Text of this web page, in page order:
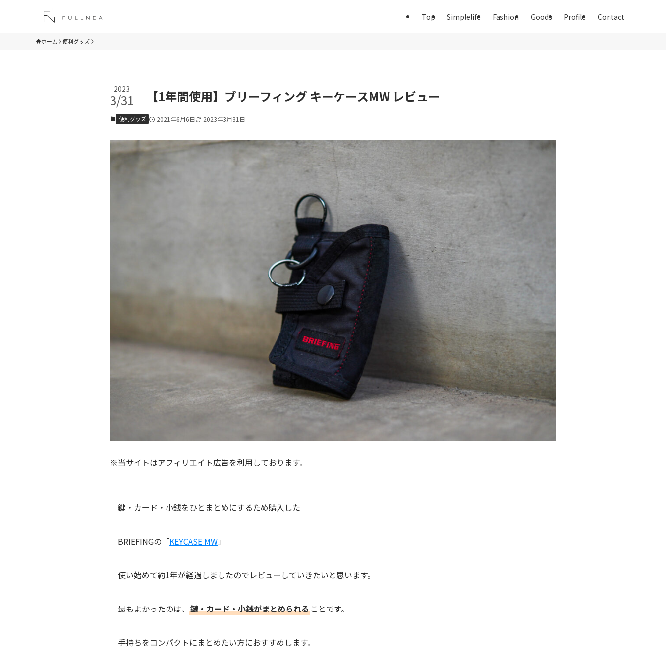
Top Simplelife Fashion Goods Profile Contact
ホーム 便利グッズ
【1年間使用】ブリーフィング キーケースMW レビュー
2023
3/31
便利グッズ 2021年6月6日 2023年3月31日
※当サイトはアフィリエイト広告を利用しております。
鍵・カード・小銭をひとまとめにするため購入した
BRIEFINGの「KEYCASE MW」
使い始めて約1年が経過しましたのでレビューしていきたいと思います。
最もよかったのは、 鍵・カード・小銭がまとめられる ことです。
手持ちをコンパクトにまとめたい方におすすめします。